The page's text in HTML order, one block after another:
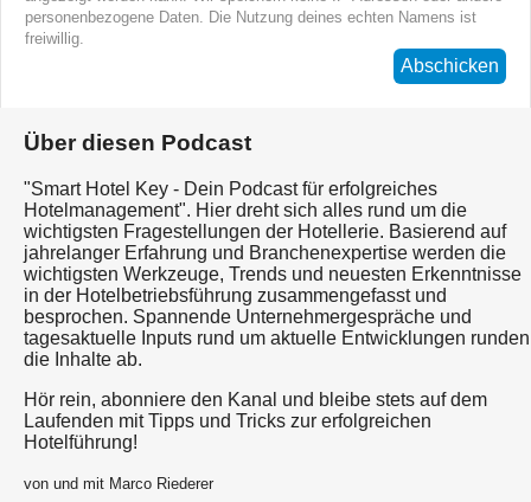
personenbezogene Daten. Die Nutzung deines echten Namens ist
freiwillig.
Abschicken
Über diesen Podcast
"Smart Hotel Key - Dein Podcast für erfolgreiches
Hotelmanagement". Hier dreht sich alles rund um die
wichtigsten Fragestellungen der Hotellerie. Basierend auf
jahrelanger Erfahrung und Branchenexpertise werden die
wichtigsten Werkzeuge, Trends und neuesten Erkenntnisse
in der Hotelbetriebsführung zusammengefasst und
besprochen. Spannende Unternehmergespräche und
tagesaktuelle Inputs rund um aktuelle Entwicklungen runden
die Inhalte ab.
Hör rein, abonniere den Kanal und bleibe stets auf dem
Laufenden mit Tipps und Tricks zur erfolgreichen
Hotelführung!
von und mit Marco Riederer